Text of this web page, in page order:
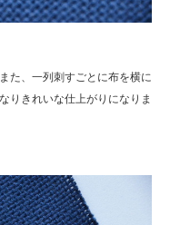
た、一列刺すごとに布を横に
りきれいな仕上がりになりま